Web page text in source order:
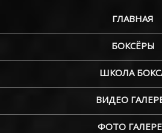
ГЛАВНАЯ
БОКСЁРЫ
ШКОЛА
ВИДЕО
ФОТО